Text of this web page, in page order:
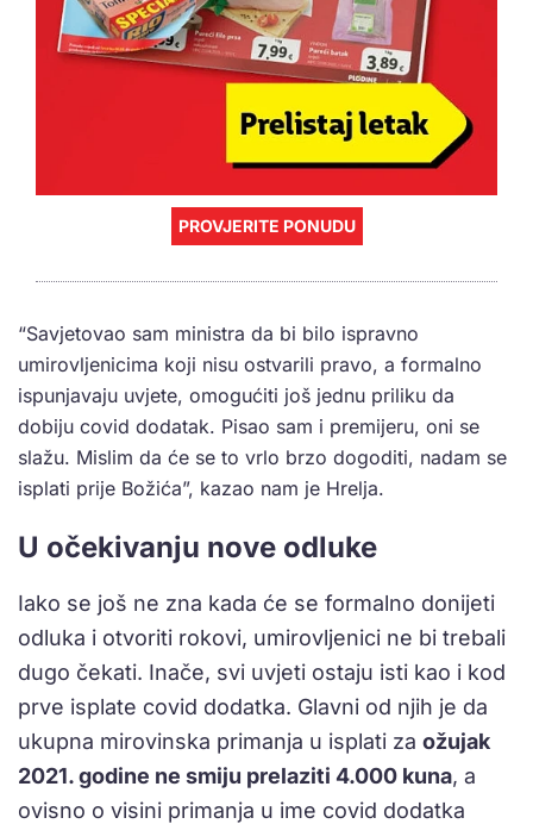
PROVJERITE PONUDU
“Savjetovao sam ministra da bi bilo ispravno
umirovljenicima koji nisu ostvarili pravo, a formalno
ispunjavaju uvjete, omogućiti još jednu priliku da
dobiju covid dodatak. Pisao sam i premijeru, oni se
slažu. Mislim da će se to vrlo brzo dogoditi, nadam se
isplati prije Božića”, kazao nam je Hrelja.
U očekivanju nove odluke
Iako se još ne zna kada će se formalno donijeti
odluka i otvoriti rokovi, umirovljenici ne bi trebali
dugo čekati. Inače, svi uvjeti ostaju isti kao i kod
prve isplate covid dodatka. Glavni od njih je da
ukupna mirovinska primanja u isplati za ožujak
2021. godine ne smiju prelaziti 4.000 kuna, a
ovisno o visini primanja u ime covid dodatka